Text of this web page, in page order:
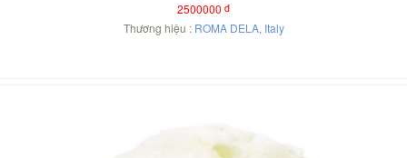
2500000 đ
Thương hiệu : ROMA DELA, Italy